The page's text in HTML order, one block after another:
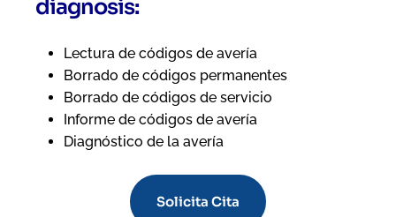
diagnosis:
Lectura de códigos de avería
Borrado de códigos permanentes
Borrado de códigos de servicio
Informe de códigos de avería
Diagnóstico de la avería
Solicita Cita